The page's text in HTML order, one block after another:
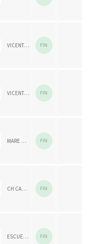
VICENTE GAOS FIN
VICENTE GAOS FIN
MARE NOSTRUM FIN
CH CARPESA FIN
ESCUELAS SAN JOSÉ FIN